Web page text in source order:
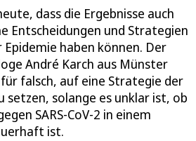
dass die Ergebnisse auch
Entscheidungen und Strategien
haben können. Der
André Karch aus Münster
falsch, auf eine Strategie der
solange es unklar ist, ob
SARS-CoV-2 in einem
ist.